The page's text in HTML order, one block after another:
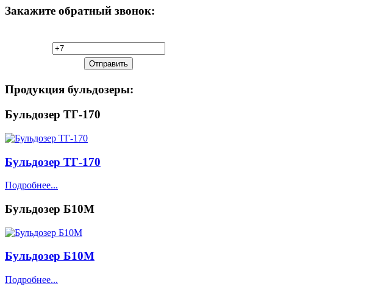
Закажите обратный звонок:
Продукция бульдозеры:
Бульдозер ТГ-170
Бульдозер ТГ-170
Подробнее...
Бульдозер Б10М
Бульдозер Б10М
Подробнее...